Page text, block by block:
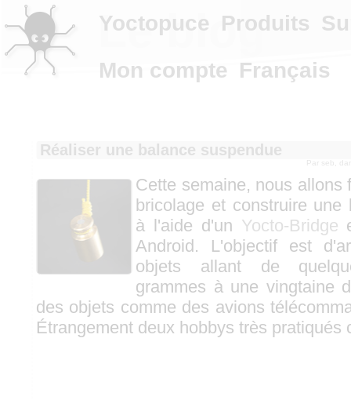
Le blog
Réaliser une balance suspendue
Par seb,
Cette semaine, nous allons
bricolage et construire une
à l'aide d'un Yocto-Bridge
Android. L'objectif est
objets allant de
grammes à une vingtaine
des objets comme des avions
Étrangement deux hobbys très pratiqués
Yoctopuce Produits
Mon compte Français